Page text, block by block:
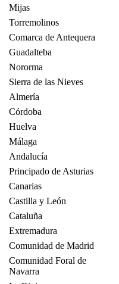
Mijas
Torremolinos
Comarca de Antequera
Guadalteba
Nororma
Sierra de las Nieves
Almería
Córdoba
Huelva
Málaga
Andalucía
Principado de Asturias
Canarias
Castilla y León
Cataluña
Extremadura
Comunidad de Madrid
Comunidad Foral de
Navarra